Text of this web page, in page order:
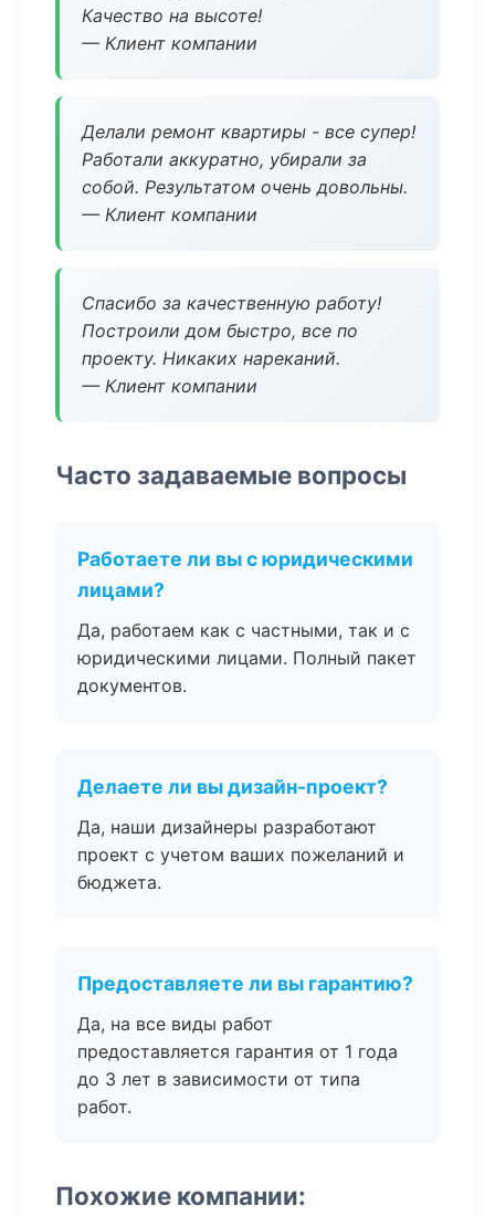
Качество на высоте!
— Клиент компании
Делали ремонт квартиры - все супер!
Работали аккуратно, убирали за
собой. Результатом очень довольны.
— Клиент компании
Спасибо за качественную работу!
Построили дом быстро, все по
проекту. Никаких нареканий.
— Клиент компании
Часто задаваемые вопросы
Работаете ли вы с юридическими
лицами?
Да, работаем как с частными, так и с
юридическими лицами. Полный пакет
документов.
Делаете ли вы дизайн-проект?
Да, наши дизайнеры разработают
проект с учетом ваших пожеланий и
бюджета.
Предоставляете ли вы гарантию?
Да, на все виды работ
предоставляется гарантия от 1 года
до 3 лет в зависимости от типа
работ.
Похожие компании: